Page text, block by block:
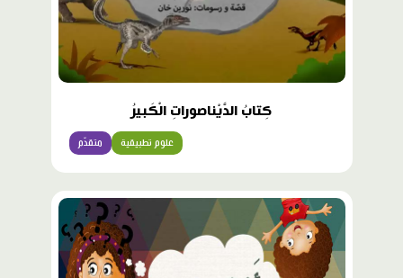
كِتابُ الدَّيْناصوراتِ الْكَبيرُ
متقدّم علوم تطبيقية